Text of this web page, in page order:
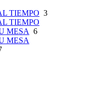
TIEMPO 3
TIEMPO
MESA 6
MESA